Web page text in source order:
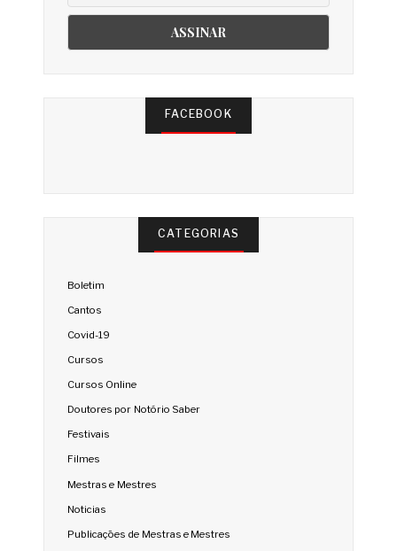
FACEBOOK
CATEGORIAS
Boletim
Cantos
Covid-19
Cursos
Cursos Online
Doutores por Notório Saber
Festivais
Filmes
Mestras e Mestres
Noticias
Publicações de Mestras e Mestres